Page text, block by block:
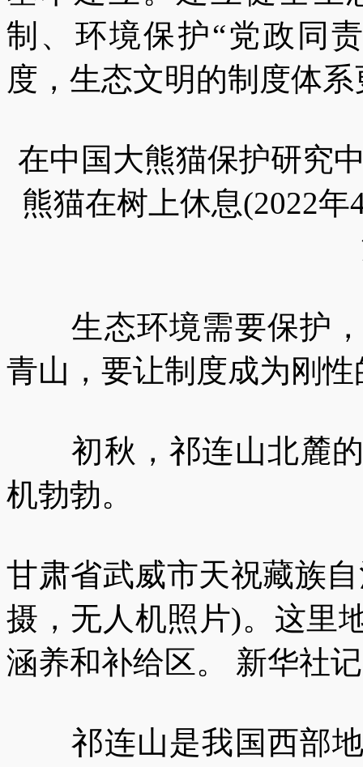
制、环境保护“党政同
度，生态文明的制度体
在中国大熊猫保护研究
熊猫在树上休息(2022
生态环境需要保护，
青山，要让制度成为刚
初秋，祁连山北麓的
机勃勃。
甘肃省武威市天祝藏族
摄，无人机照片)。这里
涵养和补给区。 新华社
祁连山是我国西部地